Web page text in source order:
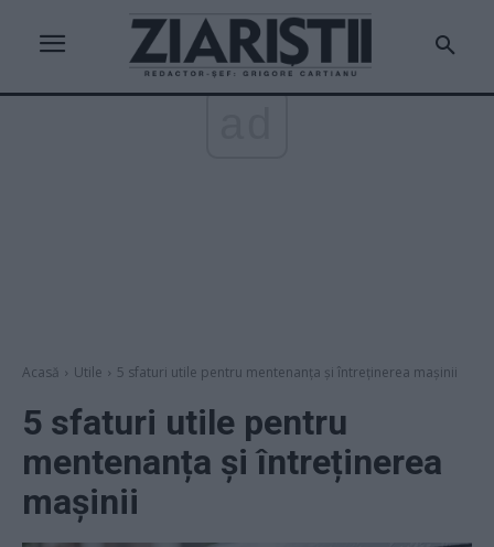
Acasă Utile 5 sfaturi utile pentru mentenanța și întreținerea mașinii
5 sfaturi utile pentru
mentenanța și întreținerea
mașinii